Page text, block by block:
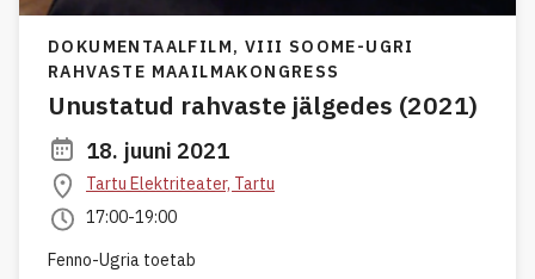
DOKUMENTAALFILM, VIII SOOME-UGRI
RAHVASTE MAAILMAKONGRESS
Unustatud rahvaste jälgedes (2021)
18. juuni 2021
Tartu Elektriteater, Tartu
17:00-19:00
Fenno-Ugria toetab